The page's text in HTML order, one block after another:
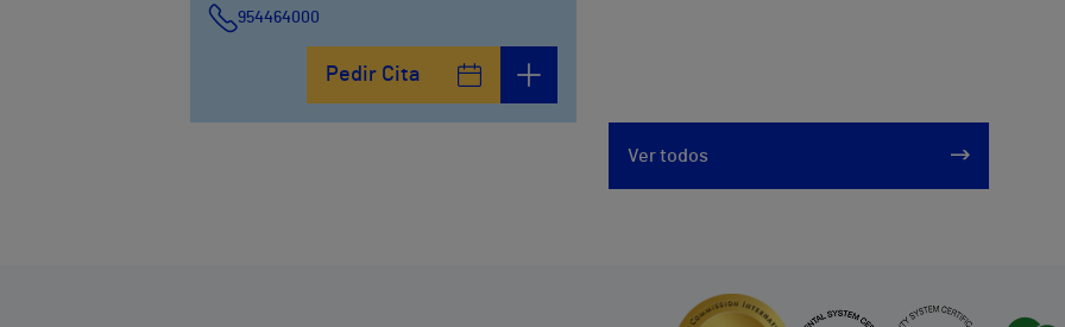
954464000
Pedir Cita
Ver todos